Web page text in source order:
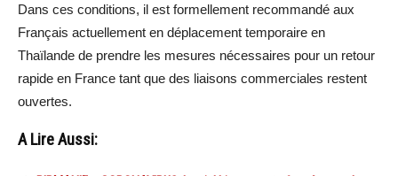
Dans ces conditions, il est formellement recommandé aux
Français actuellement en déplacement temporaire en
Thaïlande de prendre les mesures nécessaires pour un retour
rapide en France tant que des liaisons commerciales restent
ouvertes.
A Lire Aussi: